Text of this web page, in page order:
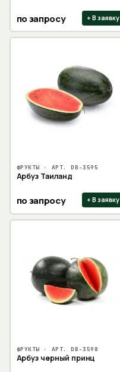
по запросу + В заявку
ФРУКТЫ · АРТ.DB-3595
Арбуз Таиланд
по запросу + В заявку
ФРУКТЫ · АРТ.DB-3598
Арбуз черный принц